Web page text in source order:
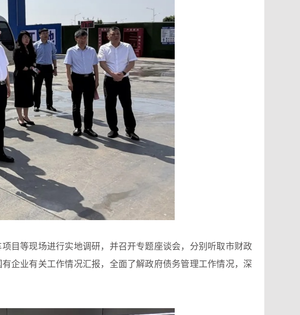
目等现场进行实地调研，并召开专题座谈会，分别听取市财政
企业有关工作情况汇报，全面了解政府债务管理工作情况，深